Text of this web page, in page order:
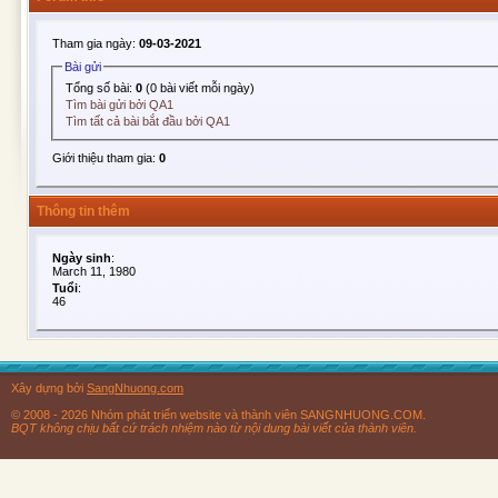
Tham gia ngày: 09-03-2021
Bài gửi
Tổng số bài:0 (0 bài viết mỗi ngày)
Tìm bài gửi bởi QA1
Tìm tất cả bài bắt đầu bởi QA1
Giới thiệu tham gia: 0
Thông tin thêm
Ngày sinh:
March 11, 1980
Tuổi:
46
Xây dựng bởi SangNhuong.com
© 2008 - 2026 Nhóm phát triển website và thành viên SANGNHUONG.COM.
BQT không chịu bất cứ trách nhiệm nào từ nội dung bài viết của thành viên.